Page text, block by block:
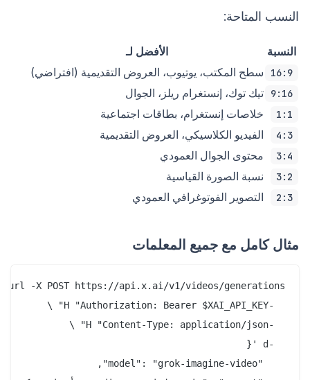
النسب المتاحة:
النسبة الأفضل لـ
16:9 سطح المكتب، يوتيوب، العروض التقديمية (افتراضي)
9:16 تيك توك، إنستغرام ريلز، الجوال
1:1 خلاصات إنستغرام، بطاقات اجتماعية
4:3 الفيديو الكلاسيكي، العروض التقديمية
3:4 محتوى الجوال العمودي
3:2 نسبة الصورة القياسية
2:3 التصوير الفوتوغرافي العمودي
مثال كامل مع جميع المعلمات